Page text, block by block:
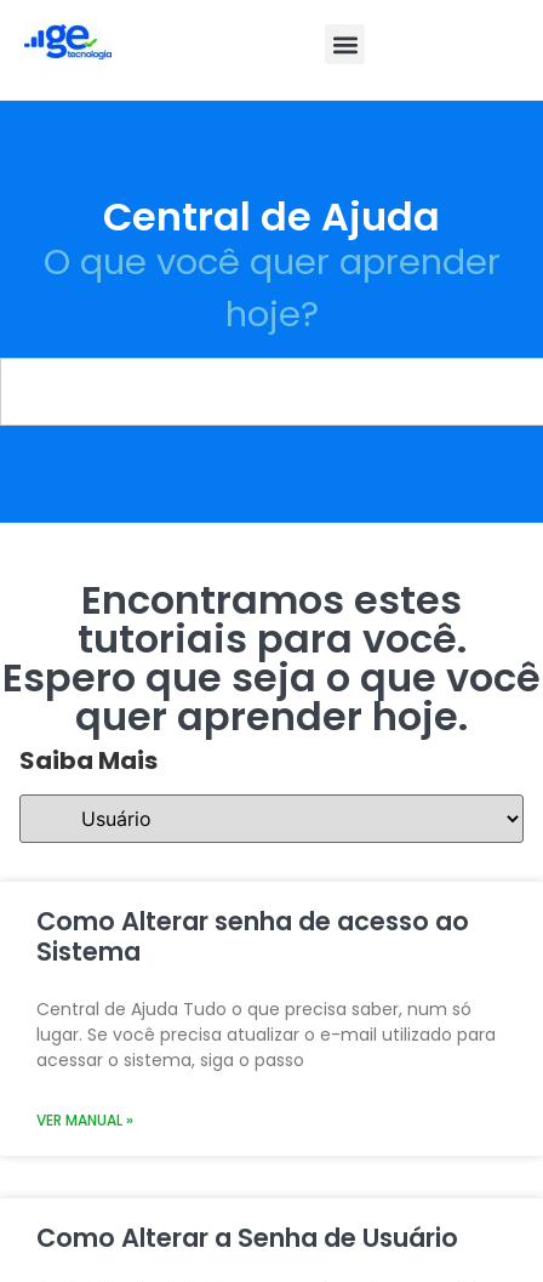
Central de Ajuda
O que você quer aprender
hoje?
Encontramos estes
tutoriais para você.
Espero que seja o que você
quer aprender hoje.
Saiba Mais
Como Alterar senha de acesso ao
Sistema
Central de Ajuda Tudo o que precisa saber, num só
lugar. Se você precisa atualizar o e-mail utilizado para
acessar o sistema, siga o passo
VER MANUAL »
Como Alterar a Senha de Usuário